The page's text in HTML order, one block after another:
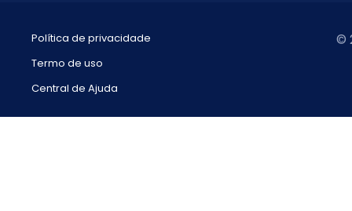
Política de privacidade
Termo de uso
Central de Ajuda
©